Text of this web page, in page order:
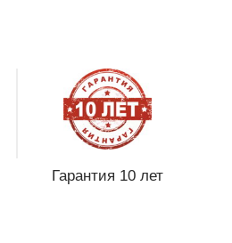
Гарантия 10 лет